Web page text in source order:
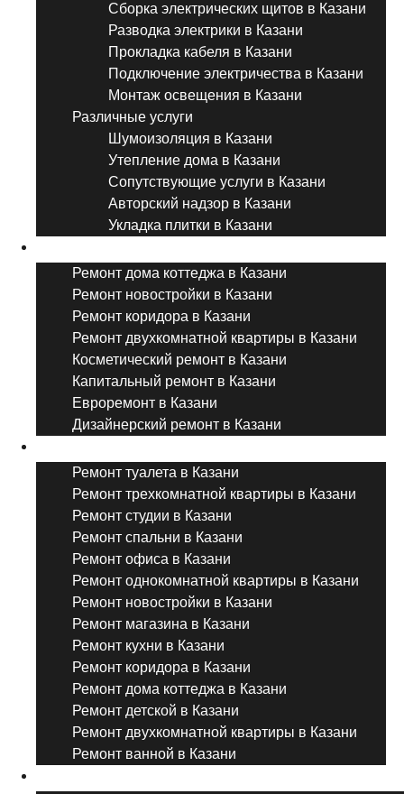
Сборка электрических щитов в Казани
Разводка электрики в Казани
Прокладка кабеля в Казани
Подключение электричества в Казани
Монтаж освещения в Казани
Различные услуги
Шумоизоляция в Казани
Утепление дома в Казани
Сопутствующие услуги в Казани
Авторский надзор в Казани
Укладка плитки в Казани
Ремонт дома коттеджа в Казани
Ремонт новостройки в Казани
Ремонт коридора в Казани
Ремонт двухкомнатной квартиры в Казани
Косметический ремонт в Казани
Капитальный ремонт в Казани
Евроремонт в Казани
Дизайнерский ремонт в Казани
Ремонт туалета в Казани
Ремонт трехкомнатной квартиры в Казани
Ремонт студии в Казани
Ремонт спальни в Казани
Ремонт офиса в Казани
Ремонт однокомнатной квартиры в Казани
Ремонт новостройки в Казани
Ремонт магазина в Казани
Ремонт кухни в Казани
Ремонт коридора в Казани
Ремонт дома коттеджа в Казани
Ремонт детской в Казани
Ремонт двухкомнатной квартиры в Казани
Ремонт ванной в Казани